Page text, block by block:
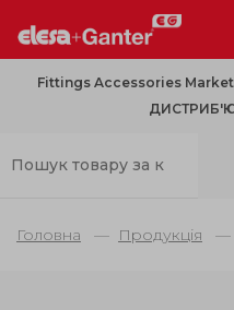
Fittings Accessories
Головна Продукція